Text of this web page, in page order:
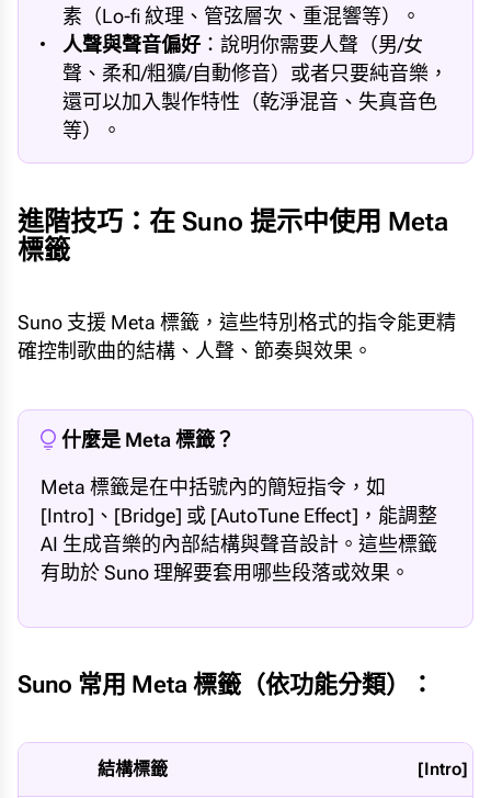
素（Lo-fi 紋理、管弦層次、重混響等）。
人聲與聲音偏好 ：說明你需要人聲（男/女
聲、柔和/粗獷/自動修音）或者只要純音樂，
還可以加入製作特性（乾淨混音、失真音色
等）。
進階技巧：在 Suno 提示中使用 Meta
標籤
Suno 支援 Meta 標籤，這些特別格式的指令能更精
確控制歌曲的結構、人聲、節奏與效果。
什麼是 Meta 標籤？
Meta 標籤是在中括號內的簡短指令，如
[Intro]、[Bridge] 或 [AutoTune Effect]，能調整
AI 生成音樂的內部結構與聲音設計。這些標籤
有助於 Suno 理解要套用哪些段落或效果。
Suno 常用 Meta 標籤（依功能分類）：
結構標籤 [Intro]、